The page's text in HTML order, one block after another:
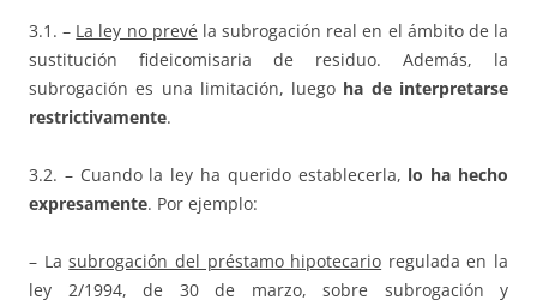
3.1. – La ley no prevé la subrogación real en el ámbito de la
sustitución fideicomisaria de residuo. Además, la
subrogación es una limitación, luego ha de interpretarse
restrictivamente.
3.2. – Cuando la ley ha querido establecerla, lo ha hecho
expresamente. Por ejemplo:
– Lasubrogación del préstamo hipotecario regulada en la
ley 2/1994, de 30 de marzo, sobre subrogación y